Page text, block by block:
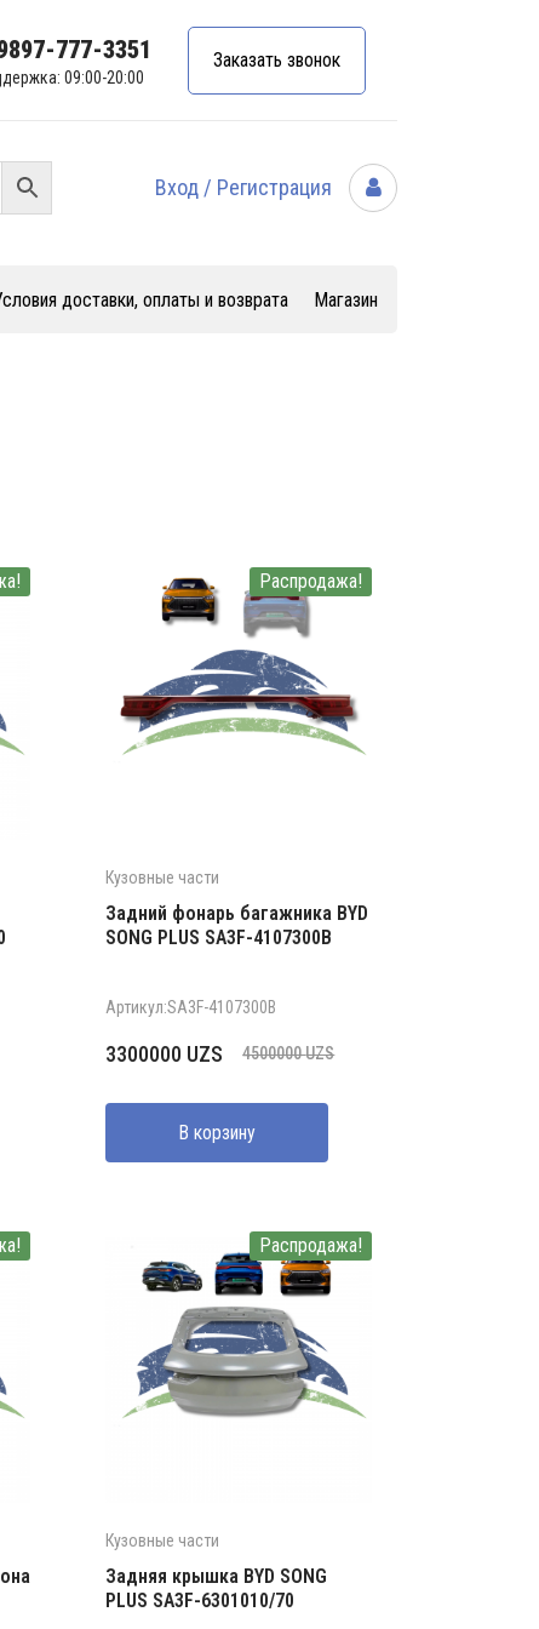
777-3351
09:00-20:00
Заказать звонок
Вход / Регистрация
доставки, оплаты и возврата Магазин
Распродажа!
Кузовные части
Задний фонарь багажника BYD
SONG PLUS SA3F-4107300B
Артикул:SA3F-4107300B
4500000UZS
Первоначальная
составляла
4500000 UZS.
3300000 UZS
Текущая
3300000 UZS.
В корзину
Распродажа!
Кузовные части
Задняя крышка BYD SONG
PLUS SA3F-6301010/70